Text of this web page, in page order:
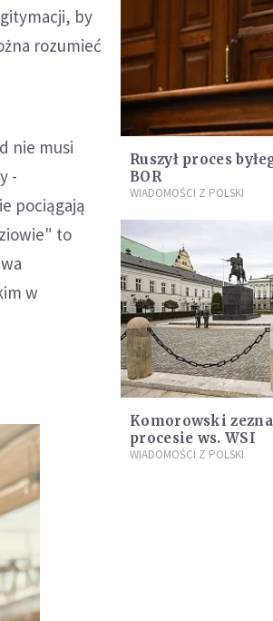
by
rozumieć
nie musi
-
pociągają
to
w
Ruszył proces
BOR
WIADOMOŚCI Z POLSKI
Komorowski
procesie ws. WSI
WIADOMOŚCI Z POLSKI